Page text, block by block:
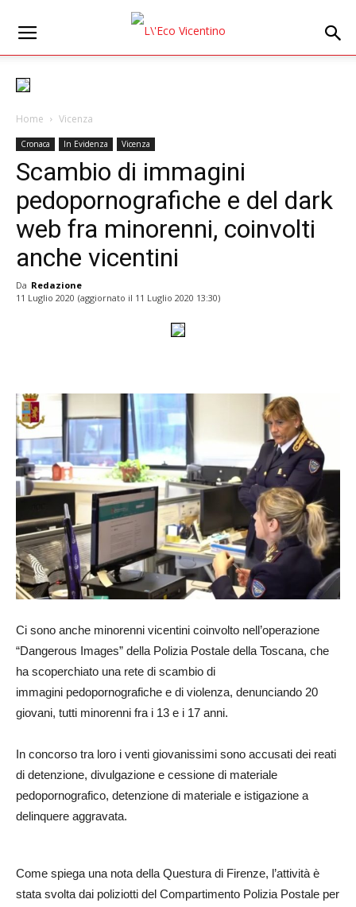
Home Vicenza
Cronaca In Evidenza Vicenza
Scambio di immagini
pedopornografiche e del dark
web fra minorenni, coinvolti
anche vicentini
Da Redazione
11 Luglio 2020 (aggiornato il 11 Luglio 2020 13:30)
Ci sono anche minorenni vicentini coinvolto nell’operazione
“Dangerous Images” della Polizia Postale della Toscana, che
ha scoperchiato una rete di scambio di
immagini pedopornografiche e di violenza, denunciando 20
giovani, tutti minorenni fra i 13 e i 17 anni.
In concorso tra loro i venti giovanissimi sono accusati dei reati
di detenzione, divulgazione e cessione di materiale
pedopornografico, detenzione di materiale e istigazione a
delinquere aggravata.
Come spiega una nota della Questura di Firenze, l’attività è
stata svolta dai poliziotti del Compartimento Polizia Postale per